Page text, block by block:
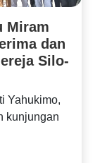
Miram
dan
Silo-
Yahukimo,
kunjungan